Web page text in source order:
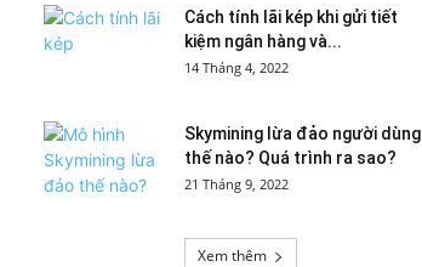
Cách tính lãi kép khi gửi tiết
kiệm ngân hàng và...
14 Tháng 4, 2022
Skymining lừa đảo người dùng
thế nào? Quá trình ra sao?
21 Tháng 9, 2022
Xem thêm